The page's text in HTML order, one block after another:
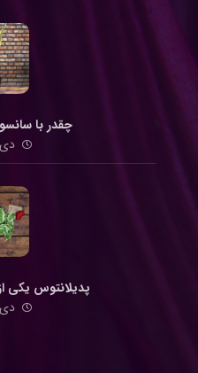
چقدر با
دی ۲۵, ۱۴۰۰
پدیلانتوس یکی
دی ۲۴, ۱۴۰۰